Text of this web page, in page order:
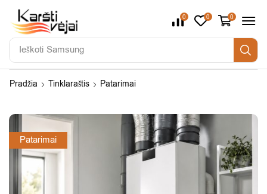
Ieškoti Daikin
0 0 0
Pradžia Tinklaraštis Patarimai
Patarimai